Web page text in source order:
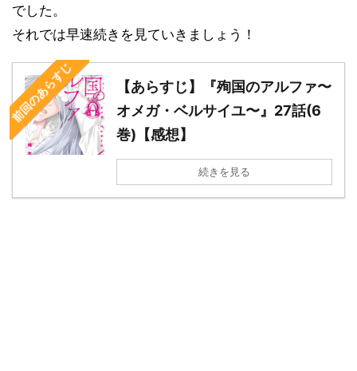
でした。
それでは早速続きを見ていきましょう！
前回のあらすじ
【あらすじ】『殉国のアルファ〜
オメガ・ベルサイユ〜』27話(6
巻)【感想】
続きを見る